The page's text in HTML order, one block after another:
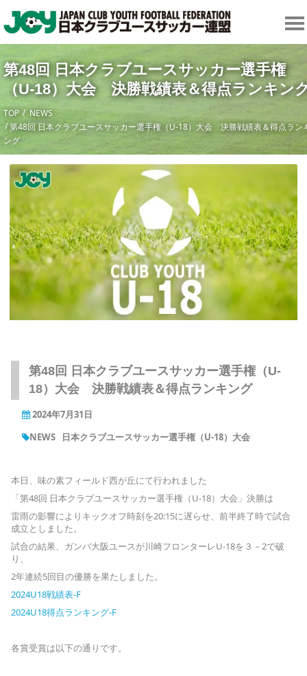
第48回 日本クラブユースサッカー選手権
（U-18）大会 決勝戦績表＆得点ランキン
TOP
NEWS
第48回 日本クラブユースサッカー選手権（U-18）大会 決勝戦績表＆得点ラン
ング
第48回 日本クラブユースサッカー選手権（U-
18）大会 決勝戦績表＆得点ランキング
2024年7月31日
NEWS
日本クラブユースサッカー選手権（U-18）大会
本日、味の素フィールド西が丘にて行われました
「第48回 日本クラブユースサッカー選手権（U-18）大会」決勝は
雷雨の影響によりキックオフ時刻を20:15に遅らせ、前半終了時で試合
成立としました。
試合の結果、ガンバ大阪ユースが川崎フロンターレU-18を３－2で破
り、
2年連続5回目の優勝を果たしました。
2024U18戦績表-F
2024U18得点ランキング-F
各賞受賞は以下の通りです。